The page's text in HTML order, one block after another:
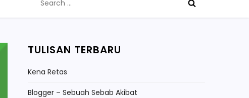
for:
TULISAN TERBARU
Kena Retas
Blogger – Sebuah Sebab Akibat